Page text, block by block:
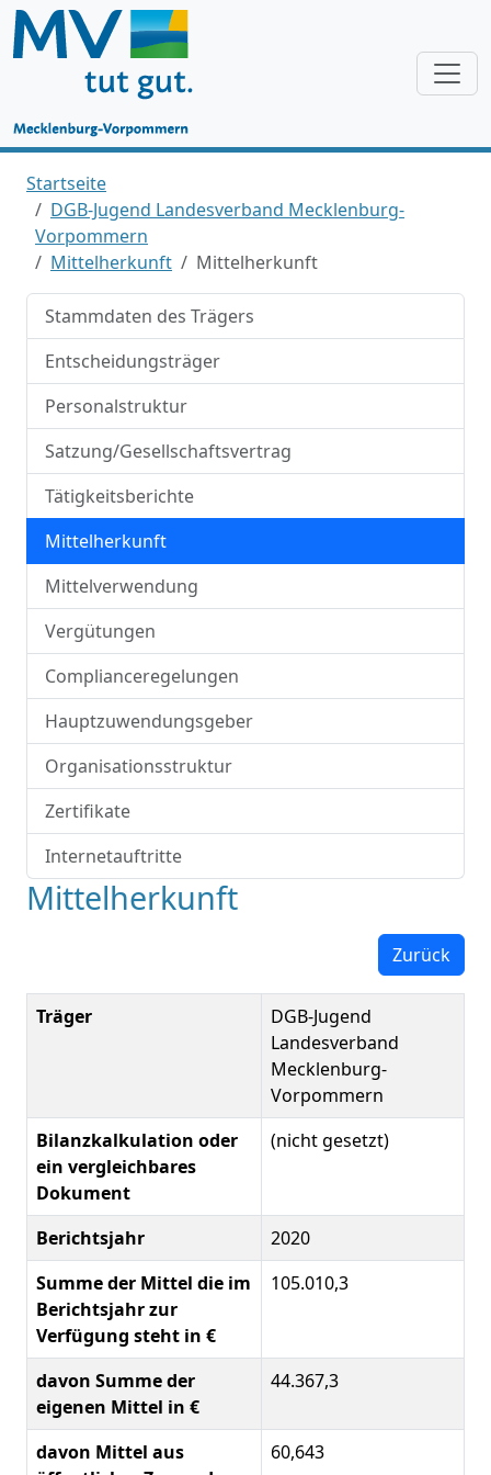
Startseite
DGB-Jugend Landesverband Mecklenburg-
Vorpommern
Mittelherkunft
Mittelherkunft
Stammdaten des Trägers
Entscheidungsträger
Personalstruktur
Satzung/Gesellschaftsvertrag
Tätigkeitsberichte
Mittelherkunft
Mittelverwendung
Vergütungen
Complianceregelungen
Hauptzuwendungsgeber
Organisationsstruktur
Zertifikate
Internetauftritte
Mittelherkunft
Zurück
Träger
DGB-Jugend
Landesverband
Mecklenburg-
Vorpommern
Bilanzkalkulation oder
ein vergleichbares
Dokument
(nicht gesetzt)
Berichtsjahr
2020
Summe der Mittel die im
Berichtsjahr zur
Verfügung steht in €
105.010,3
davon Summe der
eigenen Mittel in €
44.367,3
davon Mittel aus
60,643